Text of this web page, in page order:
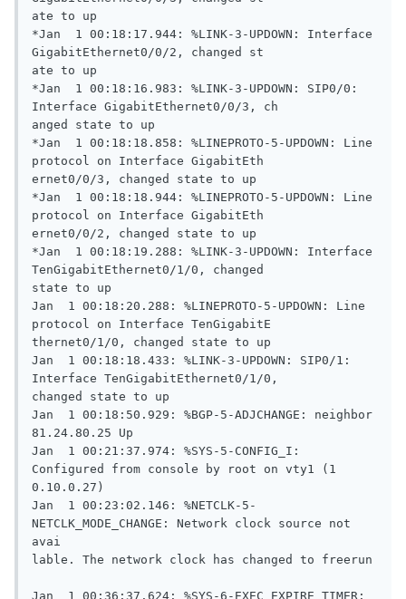
ate to up
*Jan  1 00:18:17.944: %LINK-3-UPDOWN: Interface
GigabitEthernet0/0/2, changed st
ate to up
*Jan  1 00:18:16.983: %LINK-3-UPDOWN: SIP0/0:
Interface GigabitEthernet0/0/3, ch
anged state to up
*Jan  1 00:18:18.858: %LINEPROTO-5-UPDOWN: Line
protocol on Interface GigabitEth
ernet0/0/3, changed state to up
*Jan  1 00:18:18.944: %LINEPROTO-5-UPDOWN: Line
protocol on Interface GigabitEth
ernet0/0/2, changed state to up
*Jan  1 00:18:19.288: %LINK-3-UPDOWN: Interface
TenGigabitEthernet0/1/0, changed
state to up
Jan  1 00:18:20.288: %LINEPROTO-5-UPDOWN: Line
protocol on Interface TenGigabitE
thernet0/1/0, changed state to up
Jan  1 00:18:18.433: %LINK-3-UPDOWN: SIP0/1:
Interface TenGigabitEthernet0/1/0,
changed state to up
Jan  1 00:18:50.929: %BGP-5-ADJCHANGE: neighbor
81.24.80.25 Up
Jan  1 00:21:37.974: %SYS-5-CONFIG_I:
Configured from console by root on vty1 (1
0.10.0.27)
Jan  1 00:23:02.146: %NETCLK-5-
NETCLK_MODE_CHANGE: Network clock source not
avai
lable. The network clock has changed to freerun
Jan  1 00:36:37.624: %SYS-6-EXEC_EXPIRE_TIMER: